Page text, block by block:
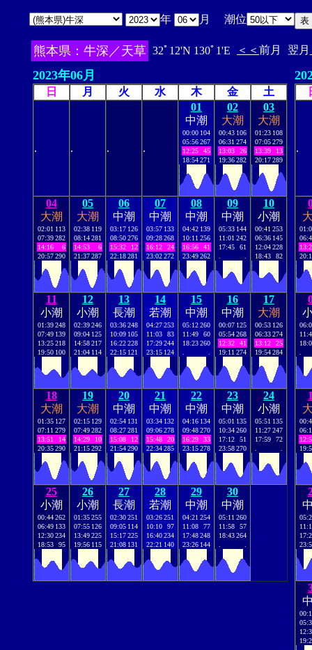
年 月 潮位
熊本県：牛深／天草 32ﾟ12'N 130ﾟ1'E ＜＜ 前月 翌月
2023年06月
日 月 火 水 木 金 土
. . . .
01
中潮
00:00 104
05:56267
12:25
45
18:54271
02
大潮
00:43 106
06:31 274
13:03
26
19:36282
03
大潮
01:23 108
07:05279
13:39
13
20:17289
04
大潮
02:01 113
07:39282
14:16
6
20:57290
05
大潮
02:38 119
08:14281
14:53
6
21:37287
06
中潮
03:17 126
08:50276
15:32
12
22:18281
07
中潮
03:57 133
09:28268
16:12
24
23:02272
08
中潮
04:42 139
10:11 256
16:56
41
23:49262
09
中潮
05:33 144
11:01 242
17:45
61
10
小潮
00:41 253
06:36 145
12:04228
18:43
82
11
小潮
01:39248
07:49 139
13:25218
19:50 100
12
小潮
02:39246
09:04 125
14:58217
21:04 114
13
長潮
03:36248
10:09 105
16:22228
22:15 121
14
若潮
04:27253
11:03
83
17:29244
23:15 124
15
中潮
05:12260
11:49
60
18:23260
16
中潮
00:07 125
05:54268
12:32
41
19:11 274
17
大潮
00:53 126
06:33274
13:12
25
19:54284
18
大潮
01:35 127
07:11 279
13:51
14
20:35290
19
大潮
02:15 129
07:49282
14:29
10
21:15292
20
中潮
02:54 131
08:27281
15:08
12
21:54290
21
中潮
03:34 132
09:06278
15:48
20
22:34285
22
中潮
04:16 134
09:48270
16:29
33
23:15278
23
中潮
05:01 135
10:34260
17:12
51
23:58270
24
小潮
05:51 135
11:27247
17:59
72
25
小潮
00:44262
06:49 133
12:30234
18:53
95
26
小潮
01:35255
07:55 126
13:49225
19:56 115
27
長潮
02:30251
09:05 114
15:17225
21:08 131
28
若潮
03:26251
10:10
97
16:40234
22:21 140
29
中潮
04:21 254
11:08
77
17:48248
23:26 144
30
中潮
05:11 260
11:58
57
18:43264
.